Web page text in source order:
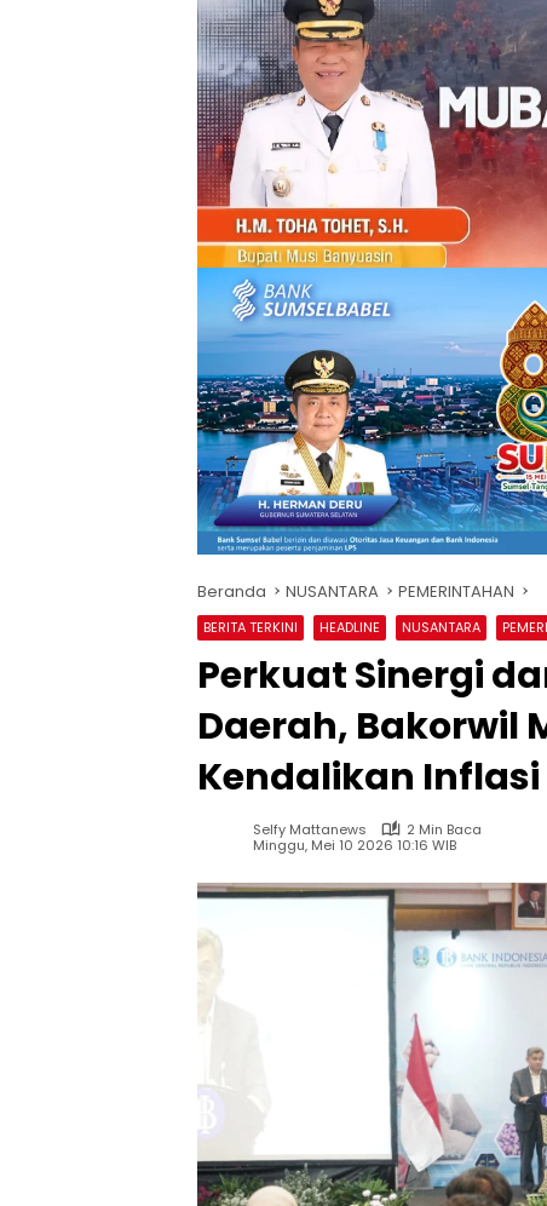
Beranda NUSANTARA PEMERINTAHAN
BERITA TERKINI HEADLINE NUSANTARA
Perkuat Sinergi
Daerah, Bakorwil
Kendalikan
Selfy Mattanews
2 Min Baca
Minggu, Mei 10 2026 10:16 WIB